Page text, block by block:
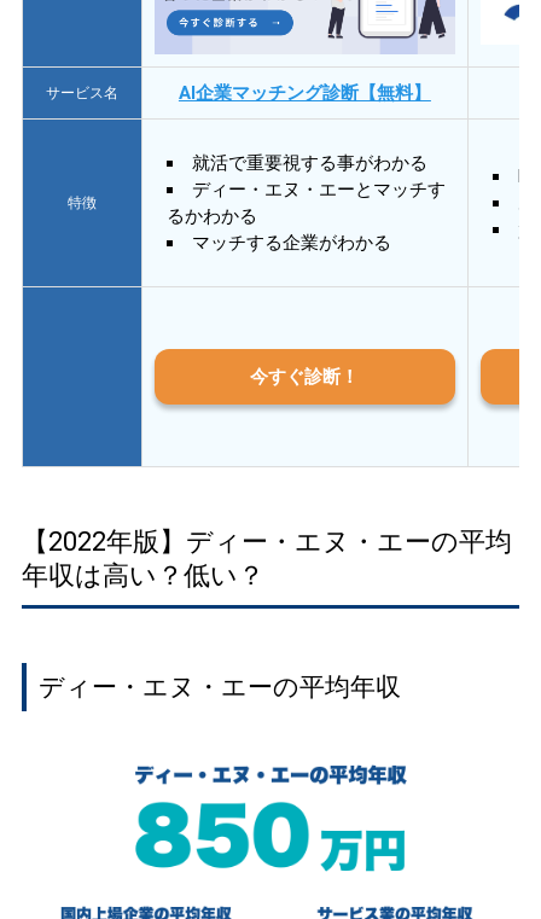
サービス名 AI企業マッチング診断【無料】
特徴
就活で重要視する事がわかる
ディー・エヌ・エーとマッチす
るかわかる
マッチする企業がわかる
質
今すぐ診断！
【2022年版】ディー・エヌ・エーの平均
年収は高い？低い？
ディー・エヌ・エーの平均年収